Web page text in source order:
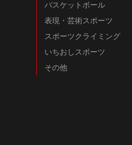
バスケットボール
表現・芸術スポーツ
スポーツクライミング
いちおしスポーツ
その他